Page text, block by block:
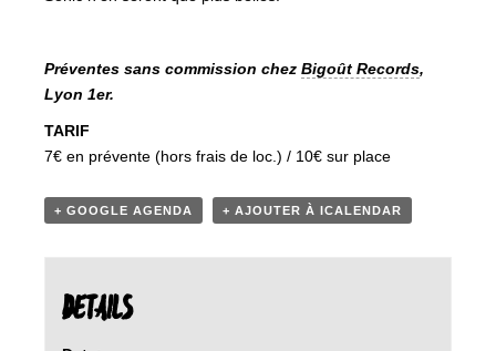
Préventes sans commission chez Bigoût Records,
Lyon 1er.
TARIF
7€ en prévente (hors frais de loc.) / 10€ sur place
+ GOOGLE AGENDA + AJOUTER À ICALENDAR
DETAILS